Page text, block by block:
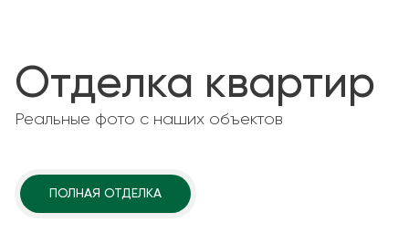
Отделка квартир
Реальные фото с наших объектов
ПОЛНАЯ ОТДЕЛКА